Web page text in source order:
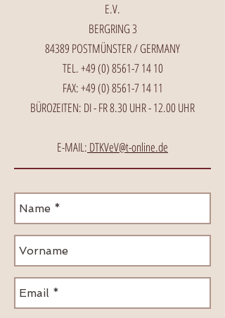
E.V.
BERGRING 3
84389 POSTMÜNSTER / GERMANY
TEL.+49 (0) 8561-7 14 10
FAX:+49 (0) 8561-7 14 11
BÜROZEITEN: DI - FR 8.30 UHR - 12.00 UHR
E-MAIL: DTKVeV@t-online.de